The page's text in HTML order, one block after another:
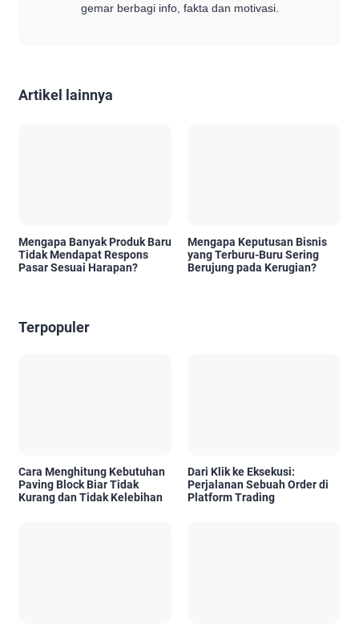
gemar berbagi info, fakta dan motivasi.
Artikel lainnya
Mengapa Banyak Produk Baru
Tidak Mendapat Respons
Pasar Sesuai Harapan?
Mengapa Keputusan Bisnis
yang Terburu-Buru Sering
Berujung pada Kerugian?
Terpopuler
Cara Menghitung Kebutuhan
Paving Block Biar Tidak
Kurang dan Tidak Kelebihan
Dari Klik ke Eksekusi:
Perjalanan Sebuah Order di
Platform Trading